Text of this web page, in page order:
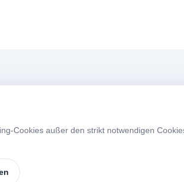
Cookies außer den strikt notwendigen